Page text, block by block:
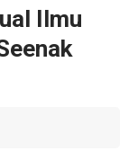
Ilmu